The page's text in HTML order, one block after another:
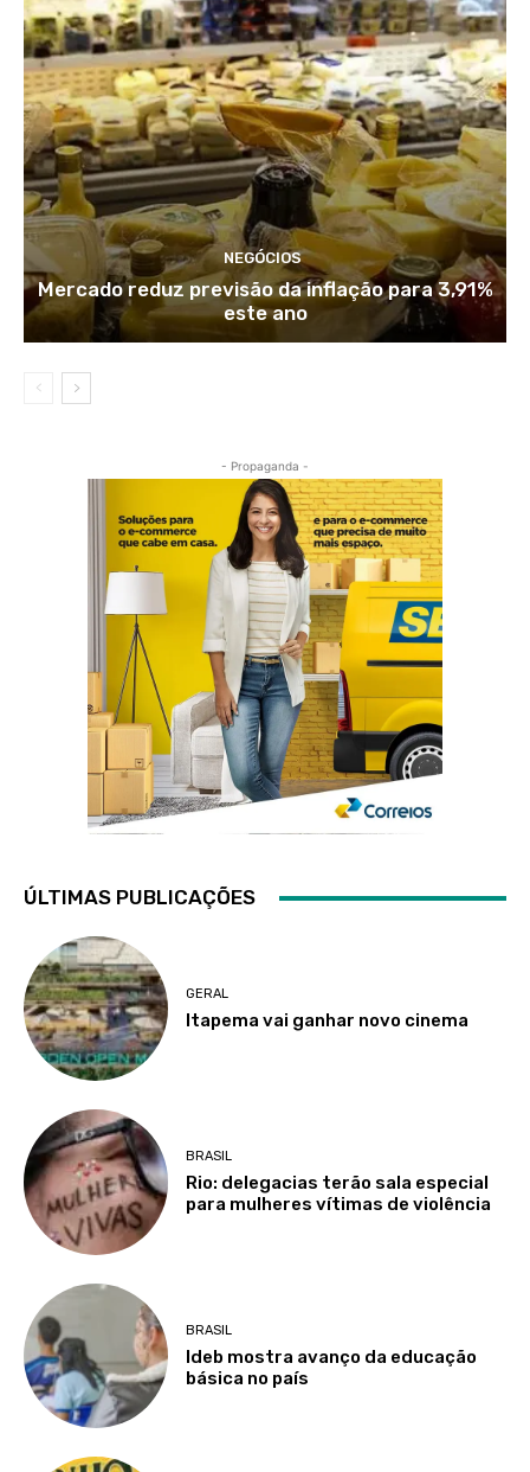
NEGÓCIOS
Mercado reduz previsão da inflação para 3,91%
este ano
- Propaganda -
ÚLTIMAS PUBLICAÇÕES
GERAL
Itapema vai ganhar novo cinema
BRASIL
Rio: delegacias terão sala especial
para mulheres vítimas de violência
BRASIL
Ideb mostra avanço da educação
básica no país